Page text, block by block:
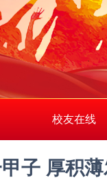
校友在线
子 厚积